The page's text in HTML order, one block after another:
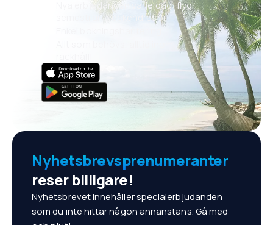
Nya erbjudanden varje dag: flyg,
semestrar, weekendresor
Nyhetsbrevsprenumeranter
reser billigare!
Nyhetsbrevet innehåller specialerbjudanden
som du inte hittar någon annanstans. Gå med